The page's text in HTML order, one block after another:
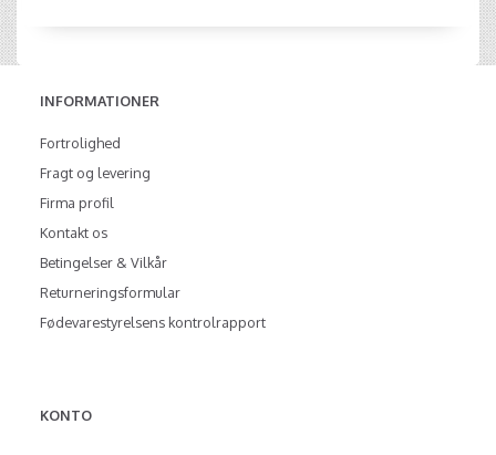
INFORMATIONER
Fortrolighed
Fragt og levering
Firma profil
Kontakt os
Betingelser & Vilkår
Returneringsformular
Fødevarestyrelsens kontrolrapport
KONTO